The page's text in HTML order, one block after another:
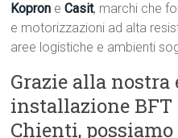
Kopron eCasit, marchi che
e motorizzazioni ad alta
aree logistiche e ambienti
Grazie alla nostra
installazione BFT
Chienti, possiamo